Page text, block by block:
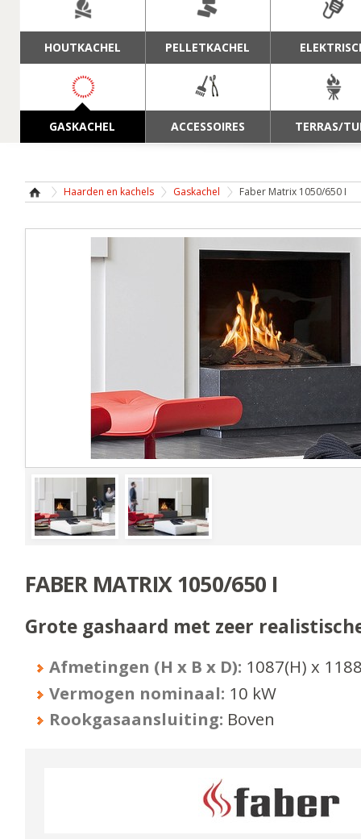
HOUTKACHEL PELLETKACHEL
GASKACHEL ACCESSOIRES TERRAS/
Haarden en kachels Gaskachel Faber Matrix 1050/650 I
FABER MATRIX 1050/650 I
Grote gashaard met zeer
Afmetingen (H x B x D): 1087(H) x
Vermogen nominaal: 10 kW
Rookgasaansluiting: Boven